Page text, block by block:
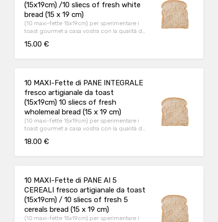
(15x19cm) /10 sliecs of fresh white
bread (15 x 19 cm)
(10 maxi-fette 15x19cm) per sperimentare i
toast gourmet a casa vostra con la qualità del
15.00 €
10 MAXI-Fette di PANE INTEGRALE
fresco artigianale da toast
(15x19cm) 10 sliecs of fresh
wholemeal bread (15 x 19 cm)
(10 maxi-fette 15x19cm) per sperimentare i
toast gourmet a casa vostra con la qualità del
18.00 €
10 MAXI-Fette di PANE AI 5
CEREALI fresco artigianale da toast
(15x19cm) / 10 sliecs of fresh 5
cereals bread (15 x 19 cm)
(10 maxi-fette 15x19cm) per sperimentare i